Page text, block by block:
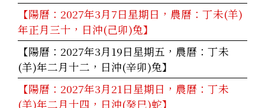
【陽曆：2027年3月7日星期日，農曆：丁未(羊)
年正月三十，日沖(己卯)兔】
【陽曆：2027年3月19日星期五，農曆：丁未
(羊)年二月十二，日沖(辛卯)兔】
【陽曆：2027年3月21日星期日，農曆：丁未
(羊)年二月十四，日沖(癸巳)蛇】